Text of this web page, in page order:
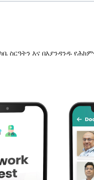
እና በእያንዳንዱ